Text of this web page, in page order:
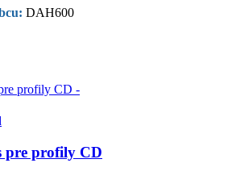
DAH600
pre profily CD